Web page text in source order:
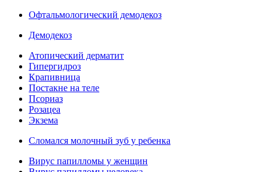
Офтальмологический демодекоз
Демодекоз
Атопический дерматит
Гипергидроз
Крапивница
Постакне на теле
Псориаз
Розацеа
Экзема
Сломался молочный зуб у ребенка
Вирус папилломы у женщин